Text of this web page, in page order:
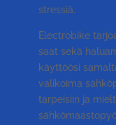
stressiä.
Electrobike
saat sekä
käyttöösi
valikoima
tarpeisiin ja